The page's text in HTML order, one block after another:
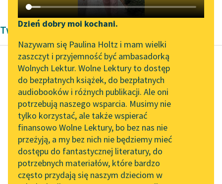
Katalog DAISY
Podkasty o książkach
Zgłoś brak utworu
Aktualności
„Prokurator Alicja Horn”
do słuchania
Byliśmy częścią AI Impact
Lab
Zapraszamy na spotkanie
online z tłumaczkami
literatury skandynawskiej
Spotkanie z Katarzyną
Narzędzia
Mapa Wolnych Lektur
Leśmianator
Przewodnik dla piszących i
czytających
API
OAI-PMH
Dzień dobry moi kochani.
Nazywam się Paulina Holtz i mam wielki
zaszczyt i przyjemność być ambasadorką
Wolnych Lektur. Wolne Lektury to dostęp
do bezpłatnych książek, do bezpłatnych
audiobooków i różnych publikacji. Ale oni
potrzebują naszego wsparcia. Musimy nie
tylko korzystać, ale także wspierać
finansowo Wolne Lektury, bo bez nas nie
przeżyją, a my bez nich nie będziemy mieć
dostępu do fantastycznej literatury, do
potrzebnych materiałów, które bardzo
często przydają się naszym dzieciom w
Twórczość Jan Kochanowski
Jan Kochanowski
Pieśń świętojańska
o Sobótce
Wsi spokojna, wsi
wesoła,
Który głos twej chwale
zdoła?